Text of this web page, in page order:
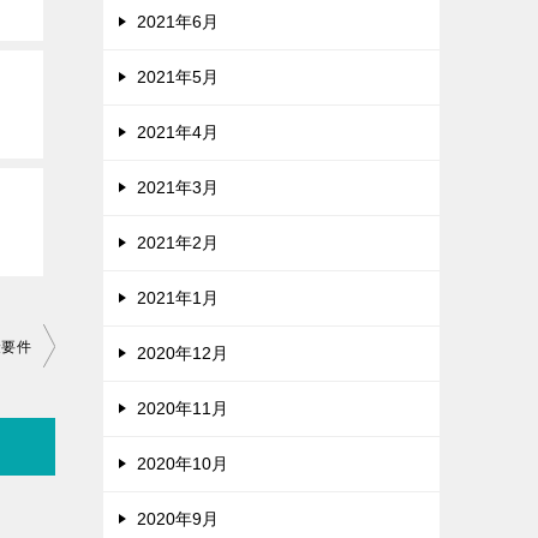
件
2021年6月
2021年5月
2021年4月
2021年3月
2021年2月
2021年1月
2020年12月
2020年11月
2020年10月
2020年9月